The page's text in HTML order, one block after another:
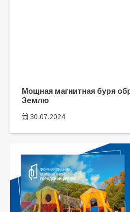
Мощная магнитная буря
Землю
30.07.2024